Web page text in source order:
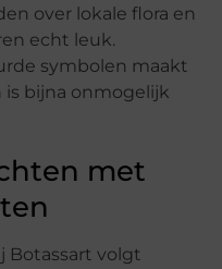
over lokale flora en
echt leuk.
symbolen maakt
is bijna onmogelijk
met
Botassart volgt